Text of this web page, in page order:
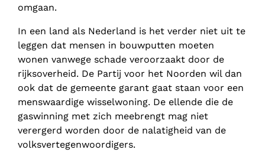
omgaan.
In een land als Nederland is het verder niet uit te
leggen dat mensen in bouwputten moeten
wonen vanwege schade veroorzaakt door de
rijksoverheid. De Partij voor het Noorden wil dan
ook dat de gemeente garant gaat staan voor een
menswaardige wisselwoning. De ellende die de
gaswinning met zich meebrengt mag niet
verergerd worden door de nalatigheid van de
volksvertegenwoordigers.